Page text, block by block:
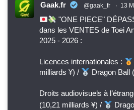
Gaak.fr @gaak_fr · 13
"ONE PIECE"
dans les VENTES de Toei
2025 - 2026 :
Licences internationales :
milliards ¥) /
Dragon Ball
Droits audiovisuels à
(10,21 milliards ¥) /